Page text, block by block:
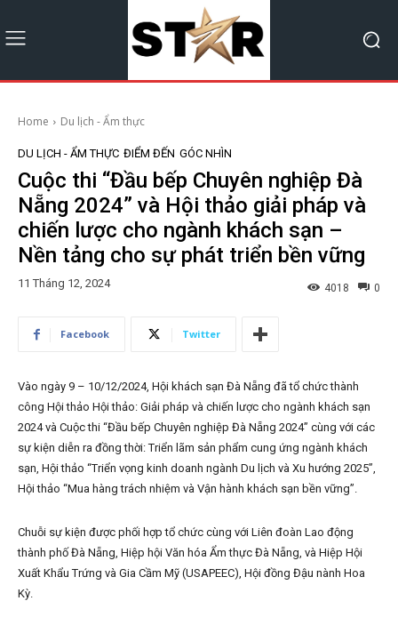
Home Du lịch - Ẩm thực
DU LỊCH - ẨM THỰC ĐIỂM ĐẾN GÓC NHÌN
Cuộc thi “Đầu bếp Chuyên nghiệp Đà
Nẵng 2024” và Hội thảo giải pháp và
chiến lược cho ngành khách sạn –
Nền tảng cho sự phát triển bền vững
11 Tháng 12, 2024 0
4018
Facebook Twitter
Vào ngày 9 – 10/12/2024, Hội khách sạn Đà Nẵng đã tổ chức thành
công Hội thảo Hội thảo: Giải pháp và chiến lược cho ngành khách sạn
2024 và Cuộc thi “Đầu bếp Chuyên nghiệp Đà Nẵng 2024” cùng với các
sự kiện diễn ra đồng thời: Triển lãm sản phẩm cung ứng ngành khách
sạn, Hội thảo “Triển vọng kinh doanh ngành Du lịch và Xu hướng 2025”,
Hội thảo “Mua hàng trách nhiệm và Vận hành khách sạn bền vững”.
Chuỗi sự kiện được phối hợp tổ chức cùng với Liên đoàn Lao động
thành phố Đà Nẵng, Hiệp hội Văn hóa Ẩm thực Đà Nẵng, và Hiệp Hội
Xuất Khẩu Trứng và Gia Cầm Mỹ (USAPEEC), Hội đồng Đậu nành Hoa
Kỳ.